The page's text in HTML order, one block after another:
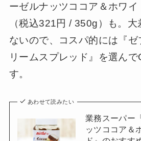
ーゼルナッツココア＆ホワイ
（税込321円 / 350g）も。
ないので、コスパ的には『ゼ
リームスプレッド』を選んで
す。
あわせて読みたい
業務スーパー
ッツココア＆